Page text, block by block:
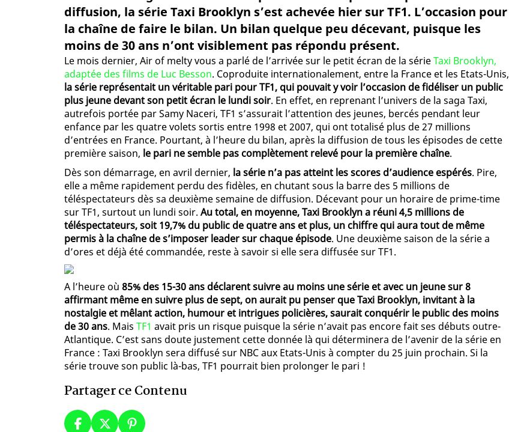
diffusion, la série Taxi Brooklyn s’est achevée hier sur TF1. L’occasion pour
la chaîne de faire le bilan. Un bilan quelque peu décevant, puisque les
moins de 30 ans n’ont visiblement pas répondu présent.
Le mois dernier, Air of melty vous a parlé de l’arrivée sur le petit écran de la sérieTaxi Brooklyn,
adaptée des films de Luc Besson. Coproduite internationalement, entre la France et les Etats-Unis,
la série représentait un véritable pari pour TF1, qui pouvait y voir l’occasion de fidéliser un public
plus jeune devant son petit écran le lundi soir. En effet, en reprenant l’univers de la saga Taxi,
autrefois portée par Samy Naceri, TF1 s’assurait l’attention des jeunes, bercés pendant leur
enfance par les quatre volets sortis entre 1998 et 2007, qui ont totalisé plus de 27 millions
d’entrées en France. Pourtant, à l’heure du bilan, après la diffusion de tous les épisodes de cette
première saison, le pari ne semble pas complètement relevé pour la première chaîne.
Dès son démarrage, en avril dernier, la série n’a pas atteint les scores d’audience espérés. Pire,
elle a même rapidement perdu des fidèles, en chutant sous la barre des 5 millions de
téléspectateurs dès sa deuxième semaine de diffusion. Décevant pour un horaire de prime-time
sur TF1, surtout un lundi soir. Au total, en moyenne, Taxi Brooklyn a réuni 4,5 millions de
téléspectateurs, soit 19,7% du public de quatre ans et plus, un chiffre qui aura tout de même
permis à la chaîne de s’imposer leader sur chaque épisode. Une deuxième saison de la série a
d’ores et déjà été commandée, reste à savoir si elle sera diffusée sur TF1.
A l’heure où 85% des 15-30 ans déclarent suivre au moins une série et avec un jeune sur 8
affirmant même en suivre plus de sept, on aurait pu penser que Taxi Brooklyn, invitant à la
nostalgie et mêlant action, humour et intrigues policières, saurait conquérir le public des moins
de 30 ans. Mais TF1 avait pris un risque puisque la série n’avait pas encore fait ses débuts outre-
Atlantique. C’est sans doute justement cette donnée là qui déterminera de l’avenir de la série en
France : Taxi Brooklyn sera diffusé sur NBC aux Etats-Unis à compter du 25 juin prochain. Si la
série trouve son public là-bas, TF1 pourrait bien prolonger le pari !
Partager ce Contenu